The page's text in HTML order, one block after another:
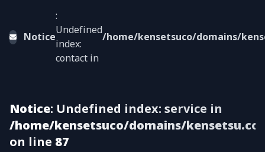
Notice
:
Undefined
index:
contact in
/home/kensetsuco/domains/
Notice: Undefined index: service in
/home/kensetsuco/domains/
on line 87